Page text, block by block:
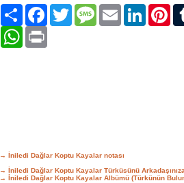
Paylaş FacebookTwitter Message Email LinkedIn
WhatsApp
→ İniledi Dağlar Koptu Kayalar notası
→ İniledi Dağlar Koptu Kayalar Türküsünü
→ İniledi Dağlar Koptu Kayalar Albümü (Türkünün